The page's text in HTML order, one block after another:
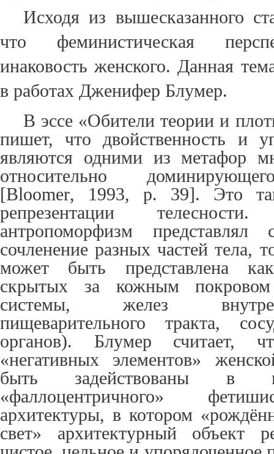
Исходя из вышесказанного
что феминистическая
инаковость женского. Данная
в работах Дженифер Блумер.
В эссе «Обители теории и
пишет, что двойственность и
являются одними из метафор
относительно
[Bloomer, 1993, p. 39]. Это
репрезентации
антропоморфизм представлял
сочленение разных частей тела,
может быть представлена
скрытых за кожным
системы, желез
пищеварительного тракта,
органов). Блумер считает,
«негативных элементов»
быть задействованы в
«фаллоцентричного»
архитектуры, в котором
свет» архитектурный объект